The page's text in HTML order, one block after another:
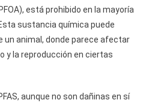
está prohibido en la mayoría
sustancia química puede
un animal, donde parece afectar
y la reproducción en ciertas
aunque no son dañinas en sí